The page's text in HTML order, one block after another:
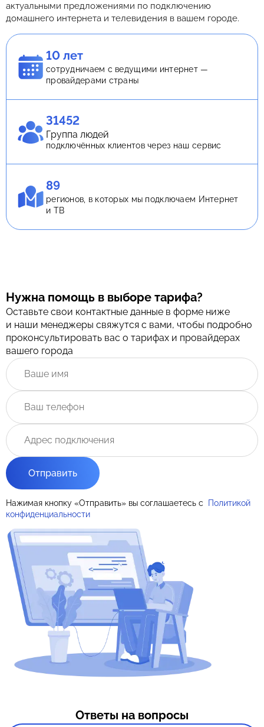
актуальными предложениями по подключению
домашнего интернета и телевидения в вашем городе.
10 лет
сотрудничаем с ведущими интернет —
провайдерами страны
31452
Группа людей
подключённых клиентов через наш сервис
89
регионов, в которых мы подключаем Интернет
и ТВ
Нужна помощь в выборе тарифа?
Оставьте свои контактные данные в форме ниже
и наши менеджеры свяжутся с вами, чтобы подробно
проконсультировать вас о тарифах и провайдерах
вашего города
Отправить
Нажимая кнопку «Отправить» вы соглашаетесь с
Политикой
конфиденциальности
Ответы на вопросы